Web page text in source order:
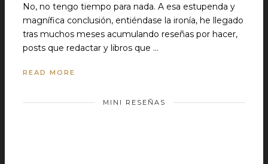
No, no tengo tiempo para nada. A esa estupenda y
magnífica conclusión, entiéndase la ironía, he llegado
tras muchos meses acumulando reseñas por hacer,
posts que redactar y libros que …
READ MORE
MINI RESEÑAS